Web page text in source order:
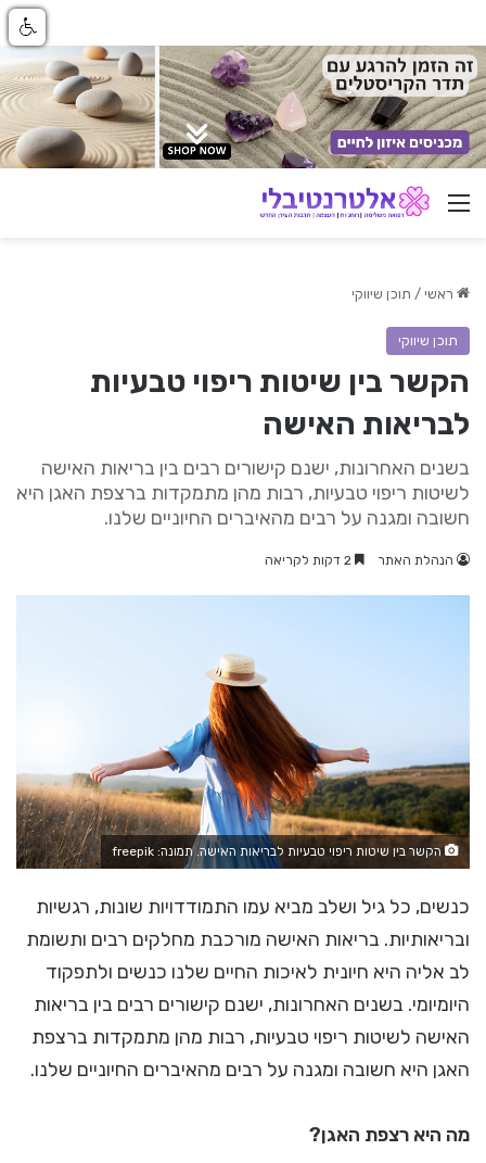
ניווט באתר
ראשי / תוכן שיווקי
תוכן שיווקי
הקשר בין שיטות ריפוי טבעיות
לבריאות האישה
בשנים האחרונות, ישנם קישורים רבים בין בריאות האישה
לשיטות ריפוי טבעיות, רבות מהן מתמקדות ברצפת האגן היא
חשובה ומגנה על רבים מהאיברים החיוניים שלנו.
הנהלת האתר
הקשר בין שיטות ריפוי טבעיות לבריאות האישה. תמונה: freepik
כנשים, כל גיל ושלב מביא עמו התמודדויות שונות, רגשיות
ובריאותיות. בריאות האישה מורכבת מחלקים רבים ותשומת
לב אליה היא חיונית לאיכות החיים שלנו כנשים ולתפקוד
היומיומי. בשנים האחרונות, ישנם קישורים רבים בין בריאות
האישה לשיטות ריפוי טבעיות, רבות מהן מתמקדות ברצפת
האגן היא חשובה ומגנה על רבים מהאיברים החיוניים שלנו.
מה היא רצפת האגן?